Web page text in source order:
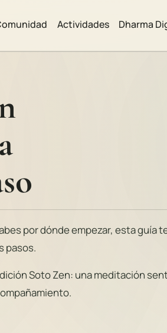
Actividades Dharma
por dónde empezar, esta guía
pasos.
Soto Zen: una meditación